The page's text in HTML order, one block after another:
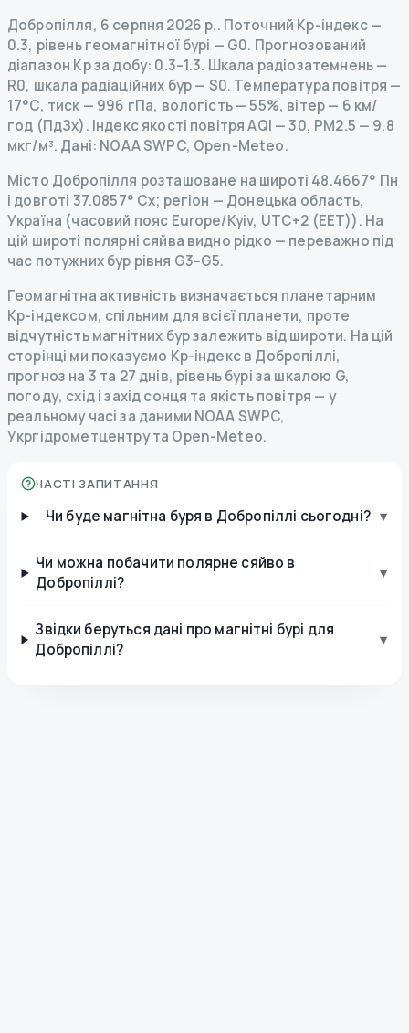
Добропілля, 6 серпня 2026 р.. Поточний Kp-індекс—
0.3, рівень геомагнітної бурі — G0. Прогнозований
діапазон Kp за добу: 0.3–1.3. Шкала радіозатемнень—
R0, шкала радіаційних бур— S0. Температура повітря —
17°C, тиск — 996 гПа, вологість — 55%, вітер — 6 км/
год (ПдЗх). Індекс якості повітря AQI — 30, PM2.5 — 9.8
мкг/м³. Дані: NOAA SWPC, Open-Meteo.
Місто Добропілля розташоване на широті 48.4667° Пн
і довготі 37.0857° Сх; регіон — Донецька область,
Україна (часовий пояс Europe/Kyiv, UTC+2 (EET)). На
цій широті полярні сяйва видно рідко — переважно під
час потужних бур рівня G3–G5.
Геомагнітна активність визначається планетарним
Kp-індексом, спільним для всієї планети, проте
відчутність магнітних бур залежить від широти. На цій
сторінці ми показуємо Kp-індекс в Добропіллі,
прогноз на 3 та 27 днів, рівень бурі за шкалою G,
погоду, схід і захід сонця та якість повітря — у
реальному часі за даними NOAA SWPC,
Укргідрометцентру та Open-Meteo.
ЧАСТІ ЗАПИТАННЯ
Чи буде магнітна буря в Добропіллі сьогодні? ▾
Чи можна побачити полярне сяйво в
Добропіллі?
▾
Звідки беруться дані про магнітні бурі для
Добропіллі?
▾